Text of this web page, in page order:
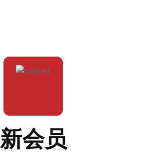
新会员